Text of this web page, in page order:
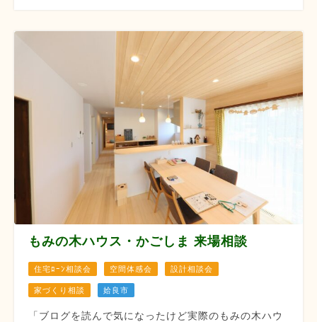
もみの木ハウス・かごしま 来場相談
住宅ﾛｰﾝ相談会 空間体感会 設計相談会
家づくり相談 姶良市
「ブログを読んで気になったけど実際のもみの木ハウ